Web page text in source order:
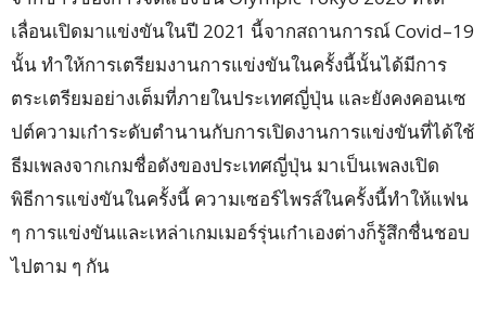
เลื่อนเปิดมาแข่งขันในปี 2021 นี้จากสถานการณ์ Covid–19
นั้น ทำให้การเตรียมงานการแข่งขันในครั้งนี้นั้นได้มีการ
ตระเตรียมอย่างเต็มที่ภายในประเทศญี่ปุ่น และยังคงคอนเซ
ปต์ความเก๋าระดับตำนานกับการเปิดงานการแข่งขันที่ได้ใช้
ธีมเพลงจากเกมชื่อดังของประเทศญี่ปุ่น มาเป็นเพลงเปิด
พิธีการแข่งขันในครั้งนี้ ความเซอร์ไพรส์ในครั้งนี้ทำให้แฟน
ๆ การแข่งขันและเหล่าเกมเมอร์รุ่นเก๋าเองต่างก็รู้สึกชื่นชอบ
ไปตาม ๆ กัน